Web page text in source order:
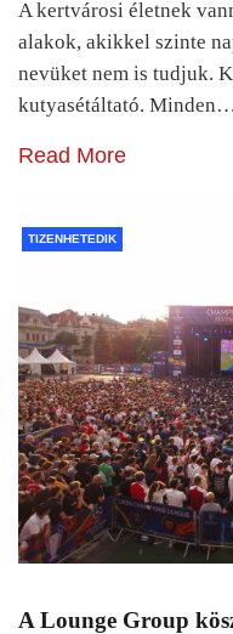
A kertvárosi életnek
alakok, akikkel szinte
nevüket nem is tudjuk.
kutyasétáltató. Minden…
Read More
TIZENHETEDIK
A Lounge Group